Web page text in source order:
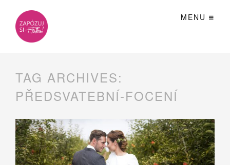
MENU
TAG ARCHIVES:
PŘEDSVATEBNÍ-FOCENÍ